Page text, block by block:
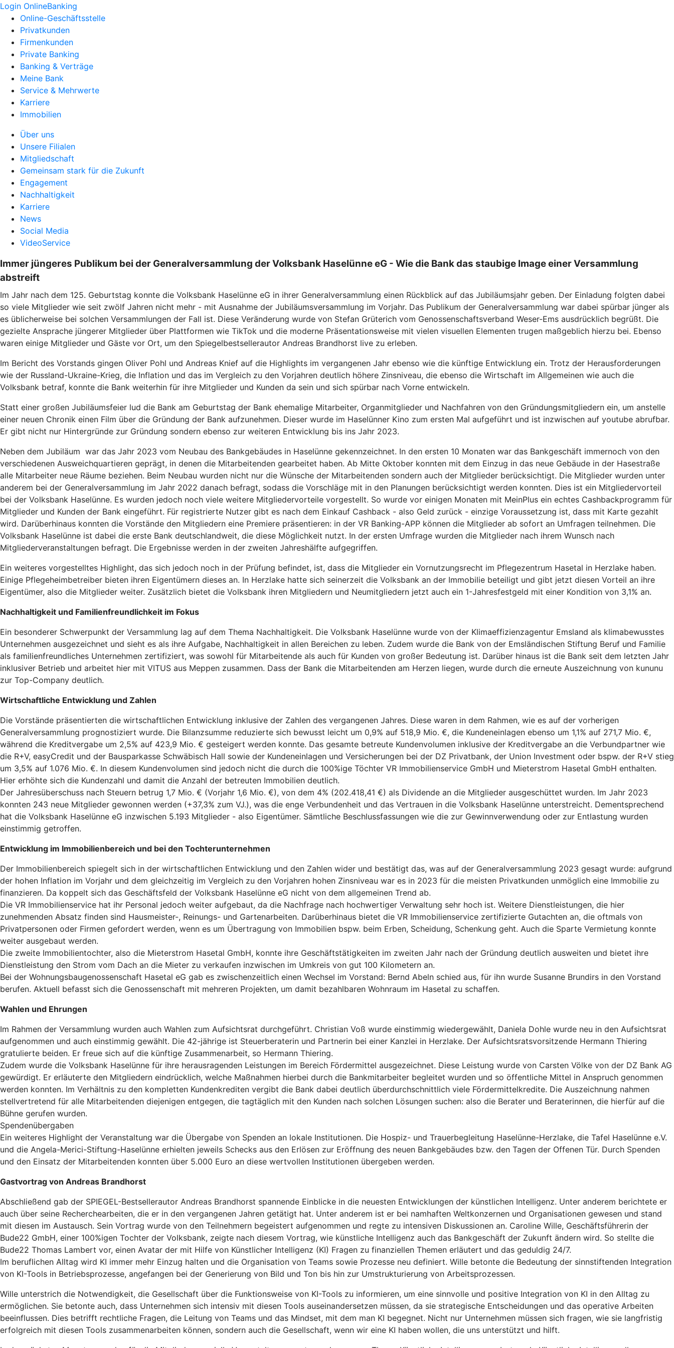
Login OnlineBanking
Online-Geschäftsstelle
Privatkunden
Firmenkunden
Private Banking
Banking & Verträge
Meine Bank
Service & Mehrwerte
Karriere
Immobilien
Über uns
Unsere Filialen
Mitgliedschaft
Gemeinsam stark für die Zukunft
Engagement
Nachhaltigkeit
Karriere
News
Social Media
VideoService
Immer jüngeres Publikum bei der Generalversammlung der Volksbank Haselünne eG - Wie die Bank das staubige Image einer Versammlung
abstreift
Im Jahr nach dem 125. Geburtstag konnte die Volksbank Haselünne eG in ihrer Generalversammlung einen Rückblick auf das Jubiläumsjahr geben. Der Einladung folgten dabei
so viele Mitglieder wie seit zwölf Jahren nicht mehr - mit Ausnahme der Jubiläumsversammlung im Vorjahr. Das Publikum der Generalversammlung war dabei spürbar jünger als
es üblicherweise bei solchen Versammlungen der Fall ist. Diese Veränderung wurde von Stefan Grüterich vom Genossenschaftsverband Weser-Ems ausdrücklich begrüßt. Die
gezielte Ansprache jüngerer Mitglieder über Plattformen wie TikTok und die moderne Präsentationsweise mit vielen visuellen Elementen trugen maßgeblich hierzu bei. Ebenso
waren einige Mitglieder und Gäste vor Ort, um den Spiegelbestsellerautor Andreas Brandhorst live zu erleben.
Im Bericht des Vorstands gingen Oliver Pohl und Andreas Knief auf die Highlights im vergangenen Jahr ebenso wie die künftige Entwicklung ein. Trotz der Herausforderungen
wie der Russland-Ukraine-Krieg, die Inflation und das im Vergleich zu den Vorjahren deutlich höhere Zinsniveau, die ebenso die Wirtschaft im Allgemeinen wie auch die
Volksbank betraf, konnte die Bank weiterhin für ihre Mitglieder und Kunden da sein und sich spürbar nach Vorne entwickeln.
Statt einer großen Jubiläumsfeier lud die Bank am Geburtstag der Bank ehemalige Mitarbeiter, Organmitglieder und Nachfahren von den Gründungsmitgliedern ein, um anstelle
einer neuen Chronik einen Film über die Gründung der Bank aufzunehmen. Dieser wurde im Haselünner Kino zum ersten Mal aufgeführt und ist inzwischen auf youtube abrufbar.
Er gibt nicht nur Hintergründe zur Gründung sondern ebenso zur weiteren Entwicklung bis ins Jahr 2023.
Neben dem Jubiläum war das Jahr 2023 vom Neubau des Bankgebäudes in Haselünne gekennzeichnet. In den ersten 10 Monaten war das Bankgeschäft immernoch von den
verschiedenen Ausweichquartieren geprägt, in denen die Mitarbeitenden gearbeitet haben. Ab Mitte Oktober konnten mit dem Einzug in das neue Gebäude in der Hasestraße
alle Mitarbeiter neue Räume beziehen. Beim Neubau wurden nicht nur die Wünsche der Mitarbeitenden sondern auch der Mitglieder berücksichtigt. Die Mitglieder wurden unter
anderem bei der Generalversammlung im Jahr 2022 danach befragt, sodass die Vorschläge mit in den Planungen berücksichtigt werden konnten. Dies ist ein Mitgliedervorteil
bei der Volksbank Haselünne. Es wurden jedoch noch viele weitere Mitgliedervorteile vorgestellt. So wurde vor einigen Monaten mit MeinPlus ein echtes Cashbackprogramm für
Mitglieder und Kunden der Bank eingeführt. Für registrierte Nutzer gibt es nach dem Einkauf Cashback - also Geld zurück - einzige Voraussetzung ist, dass mit Karte gezahlt
wird. Darüberhinaus konnten die Vorstände den Mitgliedern eine Premiere präsentieren: in der VR Banking-APP können die Mitglieder ab sofort an Umfragen teilnehmen. Die
Volksbank Haselünne ist dabei die erste Bank deutschlandweit, die diese Möglichkeit nutzt. In der ersten Umfrage wurden die Mitglieder nach ihrem Wunsch nach
Mitgliederveranstaltungen befragt. Die Ergebnisse werden in der zweiten Jahreshälfte aufgegriffen.
Ein weiteres vorgestelltes Highlight, das sich jedoch noch in der Prüfung befindet, ist, dass die Mitglieder ein Vornutzungsrecht im Pflegezentrum Hasetal in Herzlake haben.
Einige Pflegeheimbetreiber bieten ihren Eigentümern dieses an. In Herzlake hatte sich seinerzeit die Volksbank an der Immobilie beteiligt und gibt jetzt diesen Vorteil an ihre
Eigentümer, also die Mitglieder weiter. Zusätzlich bietet die Volksbank ihren Mitgliedern und Neumitgliedern jetzt auch ein 1-Jahresfestgeld mit einer Kondition von 3,1% an.
Nachhaltigkeit und Familienfreundlichkeit im Fokus
Ein besonderer Schwerpunkt der Versammlung lag auf dem Thema Nachhaltigkeit. Die Volksbank Haselünne wurde von der Klimaeffizienzagentur Emsland als klimabewusstes
Unternehmen ausgezeichnet und sieht es als ihre Aufgabe, Nachhaltigkeit in allen Bereichen zu leben. Zudem wurde die Bank von der Emsländischen Stiftung Beruf und Familie
als familienfreundliches Unternehmen zertifiziert, was sowohl für Mitarbeitende als auch für Kunden von großer Bedeutung ist. Darüber hinaus ist die Bank seit dem letzten Jahr
inklusiver Betrieb und arbeitet hier mit VITUS aus Meppen zusammen. Dass der Bank die Mitarbeitenden am Herzen liegen, wurde durch die erneute Auszeichnung von kununu
zur Top-Company deutlich.
Wirtschaftliche Entwicklung und Zahlen
Die Vorstände präsentierten die wirtschaftlichen Entwicklung inklusive der Zahlen des vergangenen Jahres. Diese waren in dem Rahmen, wie es auf der vorherigen
Generalversammlung prognostiziert wurde. Die Bilanzsumme reduzierte sich bewusst leicht um 0,9% auf 518,9 Mio. €, die Kundeneinlagen ebenso um 1,1% auf 271,7 Mio. €,
während die Kreditvergabe um 2,5% auf 423,9 Mio. € gesteigert werden konnte. Das gesamte betreute Kundenvolumen inklusive der Kreditvergabe an die Verbundpartner wie
die R+V, easyCredit und der Bausparkasse Schwäbisch Hall sowie der Kundeneinlagen und Versicherungen bei der DZ Privatbank, der Union Investment oder bspw. der R+V stieg
um 3,5% auf 1.076 Mio. €. In diesem Kundenvolumen sind jedoch nicht die durch die 100%ige Töchter VR Immobilienservice GmbH und Mieterstrom Hasetal GmbH enthalten.
Hier erhöhte sich die Kundenzahl und damit die Anzahl der betreuten Immobilien deutlich.
Der Jahresüberschuss nach Steuern betrug 1,7 Mio. € (Vorjahr 1,6 Mio. €), von dem 4% (202.418,41 €) als Dividende an die Mitglieder ausgeschüttet wurden. Im Jahr 2023
konnten 243 neue Mitglieder gewonnen werden (+37,3% zum VJ.), was die enge Verbundenheit und das Vertrauen in die Volksbank Haselünne unterstreicht. Dementsprechend
hat die Volksbank Haselünne eG inzwischen 5.193 Mitglieder - also Eigentümer. Sämtliche Beschlussfassungen wie die zur Gewinnverwendung oder zur Entlastung wurden
einstimmig getroffen.
Entwicklung im Immobilienbereich und bei den Tochterunternehmen
Der Immobilienbereich spiegelt sich in der wirtschaftlichen Entwicklung und den Zahlen wider und bestätigt das, was auf der Generalversammlung 2023 gesagt wurde: aufgrund
der hohen Inflation im Vorjahr und dem gleichzeitig im Vergleich zu den Vorjahren hohen Zinsniveau war es in 2023 für die meisten Privatkunden unmöglich eine Immobilie zu
finanzieren. Da koppelt sich das Geschäftsfeld der Volksbank Haselünne eG nicht von dem allgemeinen Trend ab.
Die VR Immobilienservice hat ihr Personal jedoch weiter aufgebaut, da die Nachfrage nach hochwertiger Verwaltung sehr hoch ist. Weitere Dienstleistungen, die hier
zunehmenden Absatz finden sind Hausmeister-, Reinungs- und Gartenarbeiten. Darüberhinaus bietet die VR Immobilienservice zertifizierte Gutachten an, die oftmals von
Privatpersonen oder Firmen gefordert werden, wenn es um Übertragung von Immobilien bspw. beim Erben, Scheidung, Schenkung geht. Auch die Sparte Vermietung konnte
weiter ausgebaut werden.
Die zweite Immobilientochter, also die Mieterstrom Hasetal GmbH, konnte ihre Geschäftstätigkeiten im zweiten Jahr nach der Gründung deutlich ausweiten und bietet ihre
Dienstleistung den Strom vom Dach an die Mieter zu verkaufen inzwischen im Umkreis von gut 100 Kilometern an.
Bei der Wohnungsbaugenossenschaft Hasetal eG gab es zwischenzeitlich einen Wechsel im Vorstand: Bernd Abeln schied aus, für ihn wurde Susanne Brundirs in den Vorstand
berufen. Aktuell befasst sich die Genossenschaft mit mehreren Projekten, um damit bezahlbaren Wohnraum im Hasetal zu schaffen.
Wahlen und Ehrungen
Im Rahmen der Versammlung wurden auch Wahlen zum Aufsichtsrat durchgeführt. Christian Voß wurde einstimmig wiedergewählt, Daniela Dohle wurde neu in den Aufsichtsrat
aufgenommen und auch einstimmig gewählt. Die 42-jährige ist Steuerberaterin und Partnerin bei einer Kanzlei in Herzlake. Der Aufsichtsratsvorsitzende Hermann Thiering
gratulierte beiden. Er freue sich auf die künftige Zusammenarbeit, so Hermann Thiering.
Zudem wurde die Volksbank Haselünne für ihre herausragenden Leistungen im Bereich Fördermittel ausgezeichnet. Diese Leistung wurde von Carsten Völke von der DZ Bank AG
gewürdigt. Er erläuterte den Mitgliedern eindrücklich, welche Maßnahmen hierbei durch die Bankmitarbeiter begleitet wurden und so öffentliche Mittel in Anspruch genommen
werden konnten. Im Verhältnis zu den kompletten Kundenkrediten vergibt die Bank dabei deutlich überdurchschnittlich viele Fördermittelkredite. Die Auszeichnung nahmen
stellvertretend für alle Mitarbeitenden diejenigen entgegen, die tagtäglich mit den Kunden nach solchen Lösungen suchen: also die Berater und Beraterinnen, die hierfür auf die
Bühne gerufen wurden.
Spendenübergaben
Ein weiteres Highlight der Veranstaltung war die Übergabe von Spenden an lokale Institutionen. Die Hospiz- und Trauerbegleitung Haselünne-Herzlake, die Tafel Haselünne e.V.
und die Angela-Merici-Stiftung-Haselünne erhielten jeweils Schecks aus den Erlösen zur Eröffnung des neuen Bankgebäudes bzw. den Tagen der Offenen Tür. Durch Spenden
und den Einsatz der Mitarbeitenden konnten über 5.000 Euro an diese wertvollen Institutionen übergeben werden.
Gastvortrag von Andreas Brandhorst
Abschließend gab der SPIEGEL-Bestsellerautor Andreas Brandhorst spannende Einblicke in die neuesten Entwicklungen der künstlichen Intelligenz. Unter anderem berichtete er
auch über seine Recherchearbeiten, die er in den vergangenen Jahren getätigt hat. Unter anderem ist er bei namhaften Weltkonzernen und Organisationen gewesen und stand
mit diesen im Austausch. Sein Vortrag wurde von den Teilnehmern begeistert aufgenommen und regte zu intensiven Diskussionen an. Caroline Wille, Geschäftsführerin der
Bude22 GmbH, einer 100%igen Tochter der Volksbank, zeigte nach diesem Vortrag, wie künstliche Intelligenz auch das Bankgeschäft der Zukunft ändern wird. So stellte die
Bude22 Thomas Lambert vor, einen Avatar der mit Hilfe von Künstlicher Intelligenz (KI) Fragen zu finanziellen Themen erläutert und das geduldig 24/7.
Im beruflichen Alltag wird KI immer mehr Einzug halten und die Organisation von Teams sowie Prozesse neu definiert. Wille betonte die Bedeutung der sinnstiftenden Integration
von KI-Tools in Betriebsprozesse, angefangen bei der Generierung von Bild und Ton bis hin zur Umstrukturierung von Arbeitsprozessen.
Wille unterstrich die Notwendigkeit, die Gesellschaft über die Funktionsweise von KI-Tools zu informieren, um eine sinnvolle und positive Integration von KI in den Alltag zu
ermöglichen. Sie betonte auch, dass Unternehmen sich intensiv mit diesen Tools auseinandersetzen müssen, da sie strategische Entscheidungen und das operative Arbeiten
beeinflussen. Dies betrifft rechtliche Fragen, die Leitung von Teams und das Mindset, mit dem man KI begegnet. Nicht nur Unternehmen müssen sich fragen, wie sie langfristig
erfolgreich mit diesen Tools zusammenarbeiten können, sondern auch die Gesellschaft, wenn wir eine KI haben wollen, die uns unterstützt und hilft.